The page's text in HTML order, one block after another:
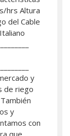
hrs Altura
del Cable
y
de riego
y
con